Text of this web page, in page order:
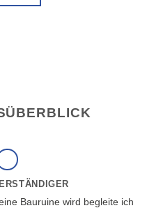
Bauruine wird begleite ich